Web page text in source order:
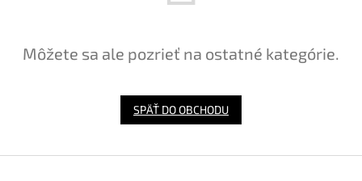
Môžete sa ale pozrieť na ostatné kategórie.
SPÄŤ DO OBCHODU